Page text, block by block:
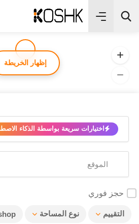
✨ اختيارات سريعة بواسطة الذكاء
حجز فوري
التقييم نوع المساحة
إظهار الخريطة